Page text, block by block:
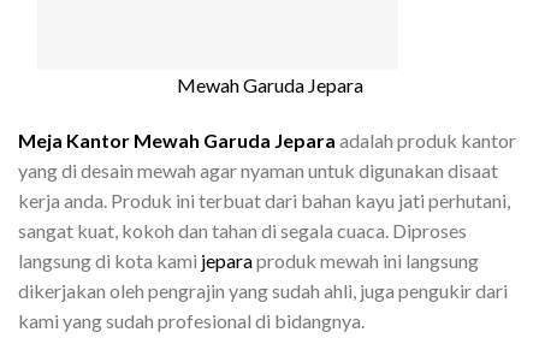
Mewah Garuda Jepara
Meja Kantor Mewah Garuda Jepara adalah produk kantor
yang di desain mewah agar nyaman untuk digunakan disaat
kerja anda. Produk ini terbuat dari bahan kayu jati perhutani,
sangat kuat, kokoh dan tahan di segala cuaca. Diproses
langsung di kota kami jeparaproduk mewah ini langsung
dikerjakan oleh pengrajin yang sudah ahli, juga pengukir dari
kami yang sudah profesional di bidangnya.